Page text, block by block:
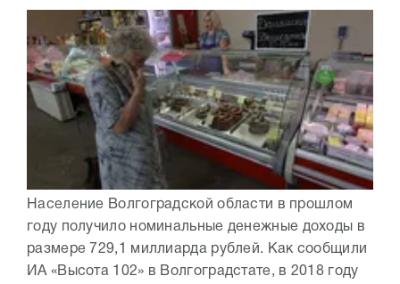
Население Волгоградской области в прошлом
году получило номинальные денежные доходы в
размере 729,1 миллиарда рублей. Как сообщили
ИА «Высота 102» в Волгоградстате, в 2018 году